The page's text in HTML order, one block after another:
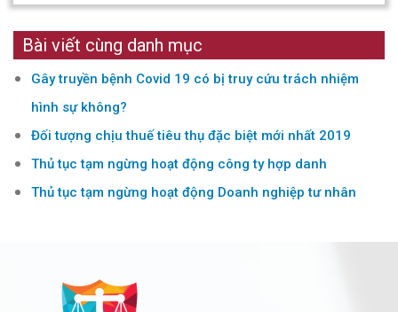
Bài viết cùng danh mục
Gây truyền bệnh Covid 19 có bị truy cứu trách nhiệm
hình sự không?
Đối tượng chịu thuế tiêu thụ đặc biệt mới nhất 2019
Thủ tục tạm ngừng hoạt động công ty hợp danh
Thủ tục tạm ngừng hoạt động Doanh nghiệp tư nhân